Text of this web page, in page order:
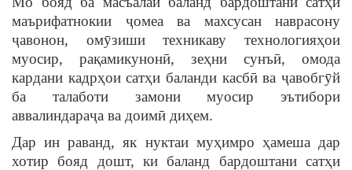
маърифатнокии ҷомеа ва махсусан наврасону
ҷавонон, омӯзиши техникаву технологияҳои
муосир, рақамикунонӣ, зеҳни сунъӣ, омода
кардани кадрҳои сатҳи баланди касбӣ ва ҷавобгӯй
ба талаботи замони муосир эътибори
аввалиндараҷа ва доимӣ диҳем.
Дар ин раванд, як нуктаи муҳимро ҳамеша дар
хотир бояд дошт, ки баланд бардоштани сатҳи